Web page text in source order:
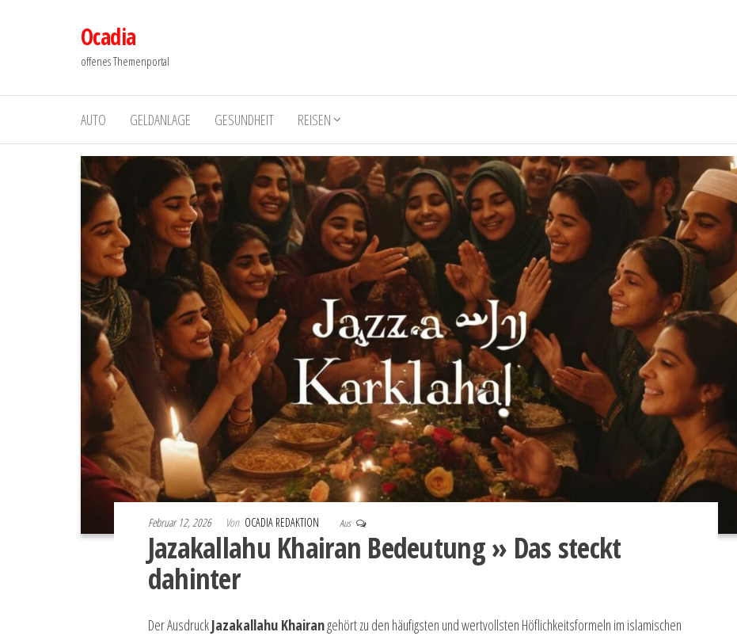
Ocadia
offenes Themenportal
AUTO GELDANLAGE GESUNDHEIT REISEN
Februar 12, 2026 Von OCADIA REDAKTION Aus
Jazakallahu Khairan Bedeutung » Das steckt
dahinter
Der AusdruckJazakallahu Khairangehört zu den häufigsten und wertvollsten Höflichkeitsformeln im islamischen